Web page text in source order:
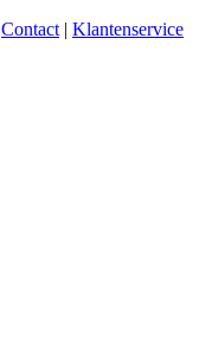
Contact | Klantenservice